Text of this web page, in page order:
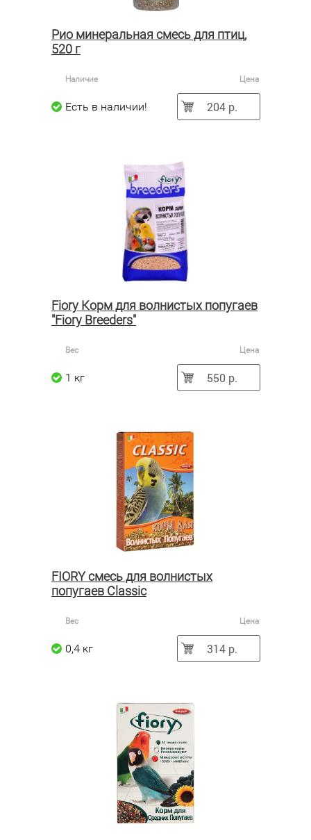
Рио минеральная смесь для птиц,
520 г
Наличие Цена
Есть в наличии! 204 р.
Fiory Корм для волнистых попугаев
"Fiory Breeders"
Вес Цена
1 кг 550 р.
FIORY смесь для волнистых
попугаев Classic
Вес Цена
0,4 кг 314 р.